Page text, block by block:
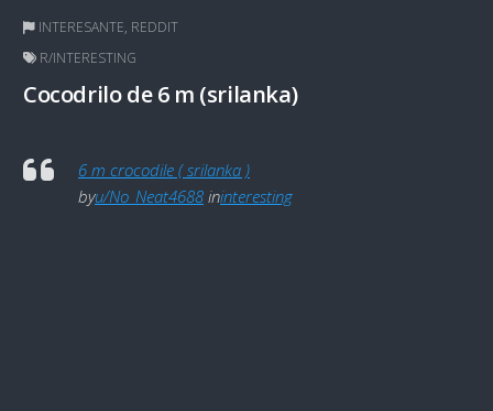
INTERESANTE, REDDIT
R/INTERESTING
Cocodrilo de 6 m (srilanka)
6 m crocodile ( srilanka )
byu/No_Neat4688 ininteresting